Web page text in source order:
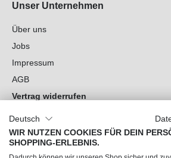
Unser Unternehmen
Über uns
Jobs
Impressum
AGB
Vertrag widerrufen
Cookie-Einstellungen
Du hast Fragen?
Deutsch
WIR NUTZEN COOKIES FÜR DEIN
SHOPPING-ERLEBNIS.